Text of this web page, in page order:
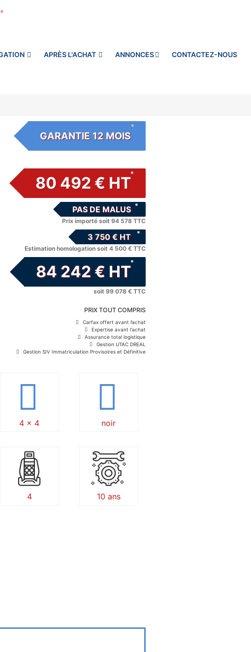
APRÈS L'ACHAT ANNONCES CONTACTEZ-NOUS
GARANTIE 12 MOIS
80 492 € HT
PAS DE MALUS
Prix importé soit 94 578 TTC
3 750 € HT
Estimation homologation soit 4 500 € TTC
84 242 € HT
soit 99 078 € TTC
PRIX TOUT COMPRIS
Carfax offert avant l’achat
Expertise avant l'achat
Assurance total logistique
Gestion UTAC DREAL
Gestion SIV Immatriculation Provisoires et Définitive
4 x 4 noir
4 10 ans